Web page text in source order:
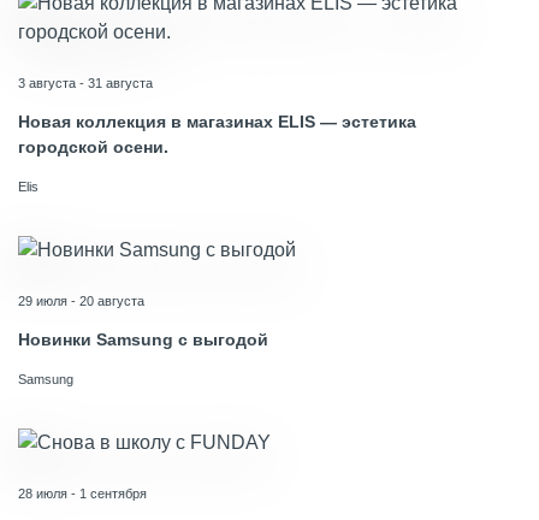
3 августа - 31 августа
Новая коллекция в магазинах ELIS — эстетика
городской осени.
Elis
29 июля - 20 августа
Новинки Samsung с выгодой
Samsung
28 июля - 1 сентября